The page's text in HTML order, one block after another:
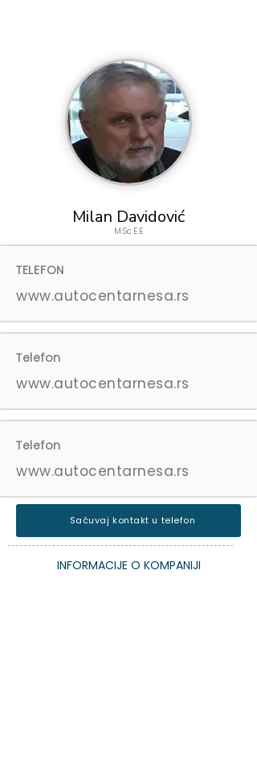
Milan Davidović
M.Sc.E.E
TELEFON
www.autocentarnesa.rs
Telefon
www.autocentarnesa.rs
Telefon
www.autocentarnesa.rs
Sačuvaj kontakt u telefon
INFORMACIJE O KOMPANIJI